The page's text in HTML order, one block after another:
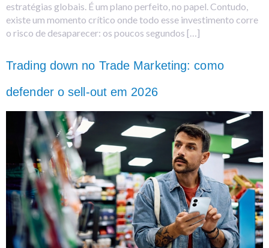
estratégias globais. É um plano perfeito, no papel. Contudo,
existe um momento crítico onde todo esse investimento corre
o risco de desaparecer: os poucos segundos […]
Trading down no Trade Marketing: como
defender o sell-out em 2026